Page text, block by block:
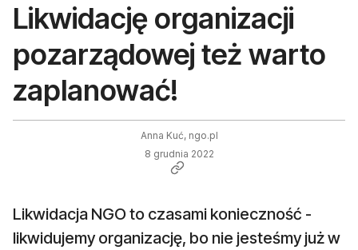
Likwidację organizacji
pozarządowej też warto
zaplanować!
Anna Kuć, ngo.pl
8 grudnia 2022
Likwidacja NGO to czasami konieczność -
likwidujemy organizację, bo nie jesteśmy już w